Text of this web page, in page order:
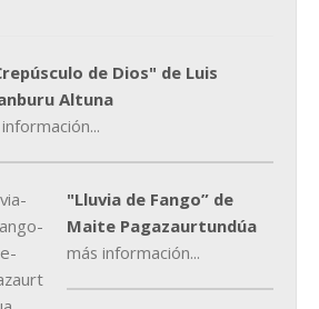
de Dios" de Luis
Altuna
"Lluvia de Fango” de
Maite Pagazaurtundúa
más información...